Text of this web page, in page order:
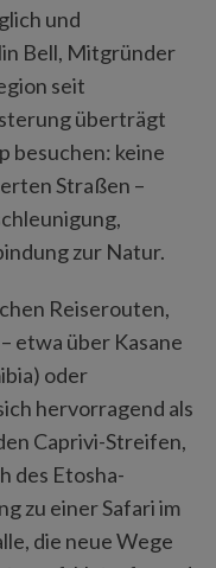
und
Bell, Mitgründer
seit
überträgt
besuchen: keine
Straßen –
zur Natur.
Reiserouten,
etwa über Kasane
oder
hervorragend als
Caprivi-Streifen,
des Etosha-
zu einer Safari im
die neue Wege